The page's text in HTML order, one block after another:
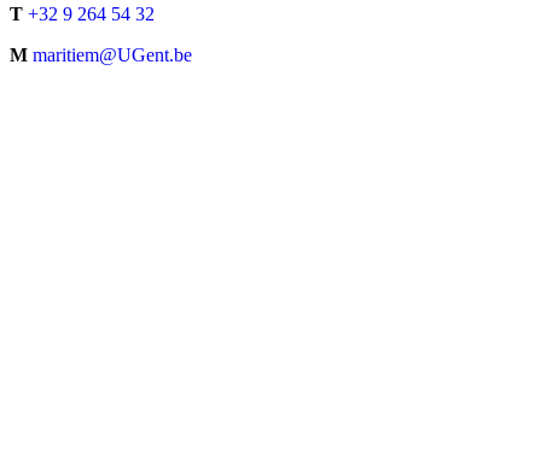
T +32 9 264 54 32
M maritiem@UGent.be